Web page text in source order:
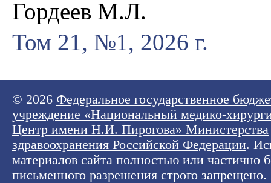
Гордеев М.Л.
Том 21, №1, 2026 г.
© 2026 Федеральное государственное
учреждение «Национальный медико-
Центр имени Н.И. Пирогова» Министерства
здравоохранения Российской Федерации.
материалов сайта полностью или частично
письменного разрешения строго запрещено.